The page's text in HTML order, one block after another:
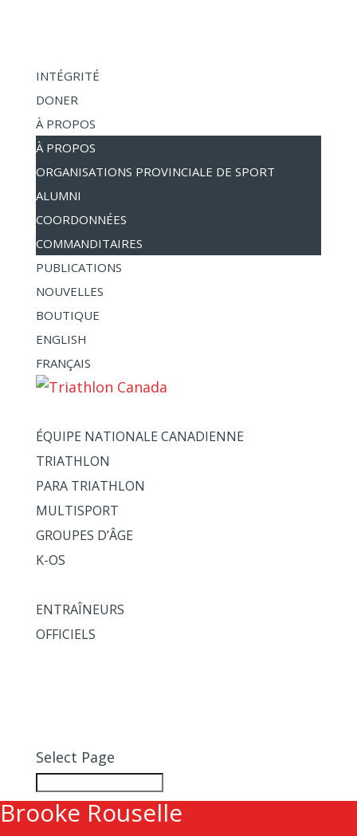
INTÉGRITÉ
DONER
À PROPOS
À PROPOS
ORGANISATIONS PROVINCIALE DE SPORT
ALUMNI
COORDONNÉES
COMMANDITAIRES
PUBLICATIONS
NOUVELLES
BOUTIQUE
ENGLISH
FRANÇAIS
ÉQUIPE NATIONALE CANADIENNE
TRIATHLON
PARA TRIATHLON
MULTISPORT
GROUPES D’ÂGE
K-OS
ENTRAÎNEURS
OFFICIELS
Select Page
Brooke Rouselle